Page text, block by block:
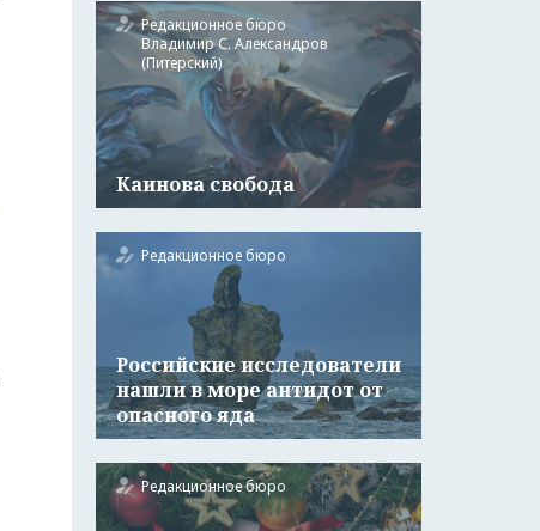
Редакционное бюро
Владимир С. Александров
(Питерский)
Каинова свобода
Редакционное бюро
Российские исследователи
нашли в море антидот от
опасного яда
Редакционное бюро